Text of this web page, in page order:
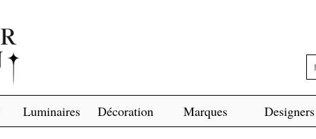
Luminaires Décoration Marques Designers